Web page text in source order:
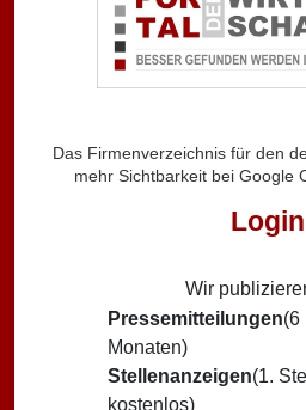
Das Firmenverzeichnis für den
mehr Sichtbarkeit bei Google
Login
Wir
Pressemitteilungen(6
Monaten)
Stellenanzeigen(1.
kostenlos)